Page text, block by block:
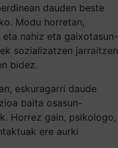
dauden beste
Modu horretan,
nahiz eta gaixotasun-
sozializatzen jarraitzen
bidez.
eskuragarri daude
baita osasun-
Horrez gain, psikologo,
ere aurki